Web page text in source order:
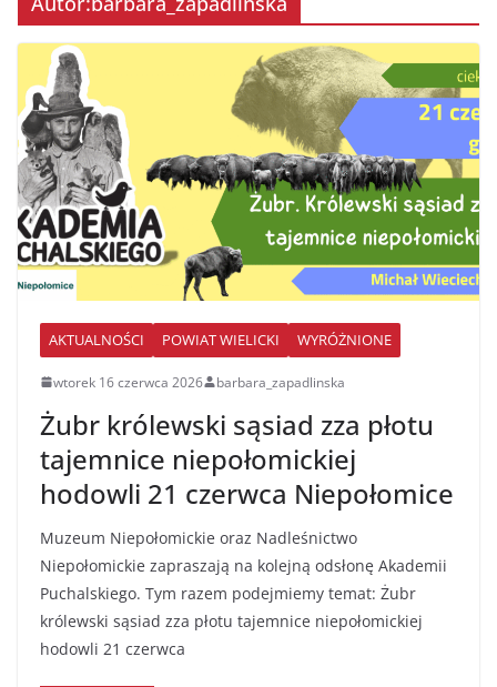
AKTUALNOŚCI POWIAT WIELICKI WYRÓŻNIONE
wtorek 16 czerwca 2026 barbara_zapadlinska
Żubr królewski sąsiad zza płotu
tajemnice niepołomickiej
hodowli 21 czerwca Niepołomice
Muzeum Niepołomickie oraz Nadleśnictwo
Niepołomickie zapraszają na kolejną odsłonę Akademii
Puchalskiego. Tym razem podejmiemy temat: Żubr
królewski sąsiad zza płotu tajemnice niepołomickiej
hodowli 21 czerwca